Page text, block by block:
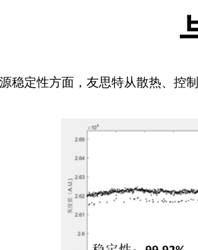
稳定性方面，友思特从散热、控